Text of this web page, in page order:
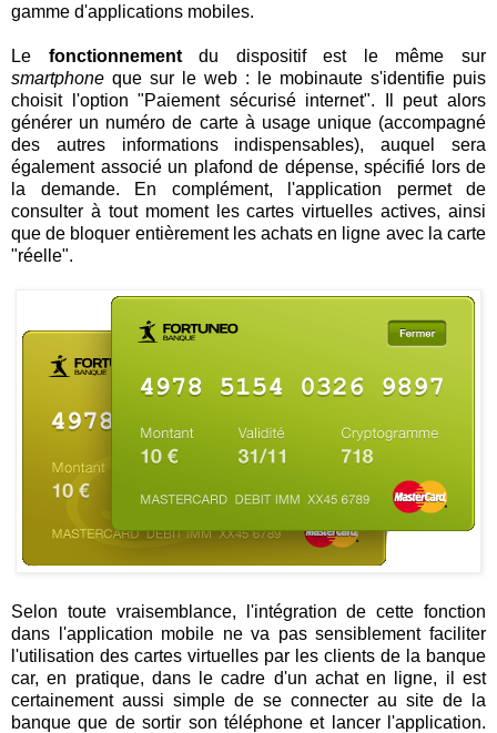
gamme d'applications mobiles.
Le fonctionnementdu dispositif est le même sur
smartphone que sur le web : le mobinaute s'identifie puis
choisit l'option "Paiement sécurisé internet". Il peut alors
générer un numéro de carte à usage unique (accompagné
des autres informations indispensables), auquel sera
également associé un plafond de dépense, spécifié lors de
la demande. En complément, l'application permet de
consulter à tout moment les cartes virtuelles actives, ainsi
que de bloquer entièrement les achats en ligne avec la carte
"réelle".
Selon toute vraisemblance, l'intégration de cette fonction
dans l'application mobile ne va pas sensiblement faciliter
l'utilisation des cartes virtuelles par les clients de la banque
car, en pratique, dans le cadre d'un achat en ligne, il est
certainement aussi simple de se connecter au site de la
banque que de sortir son téléphone et lancer l'application.